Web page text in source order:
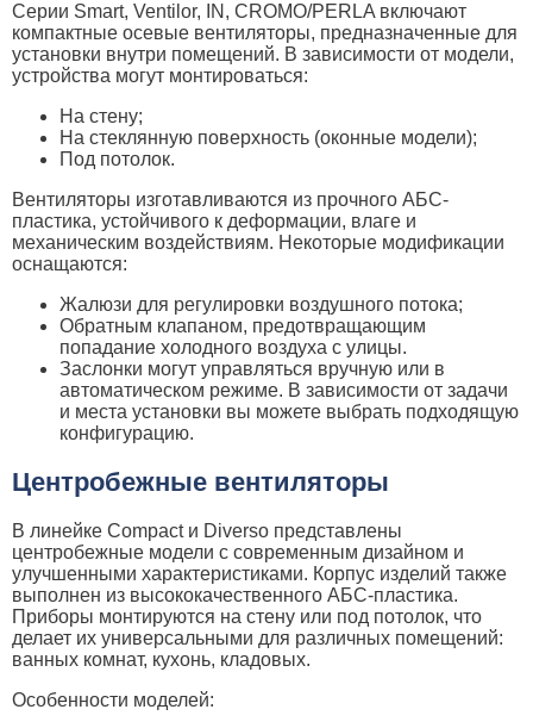
Серии Smart, Ventilor, IN, CROMO/PERLA включают
компактные осевые вентиляторы, предназначенные для
установки внутри помещений. В зависимости от модели,
устройства могут монтироваться:
На стену;
На стеклянную поверхность (оконные модели);
Под потолок.
Вентиляторы изготавливаются из прочного АБС-
пластика, устойчивого к деформации, влаге и
механическим воздействиям. Некоторые модификации
оснащаются:
Жалюзи для регулировки воздушного потока;
Обратным клапаном, предотвращающим
попадание холодного воздуха с улицы.
Заслонки могут управляться вручную или в
автоматическом режиме. В зависимости от задачи
и места установки вы можете выбрать подходящую
конфигурацию.
Центробежные вентиляторы
В линейке Compact и Diverso представлены
центробежные модели с современным дизайном и
улучшенными характеристиками. Корпус изделий также
выполнен из высококачественного АБС-пластика.
Приборы монтируются на стену или под потолок, что
делает их универсальными для различных помещений:
ванных комнат, кухонь, кладовых.
Особенности моделей: